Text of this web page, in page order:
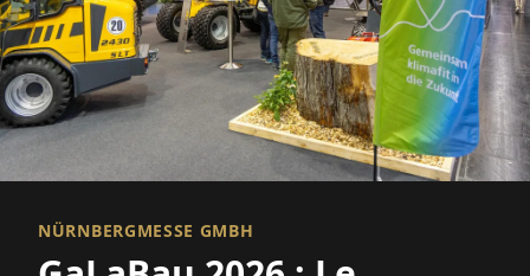
NÜRNBERGMESSE GMBH